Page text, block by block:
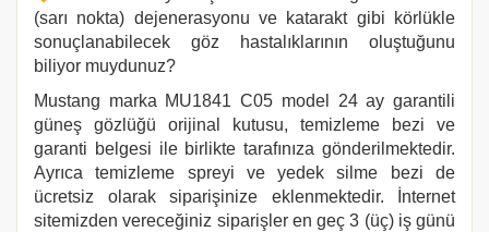
(sarı nokta) dejenerasyonu ve katarakt gibi körlükle
sonuçlanabilecek göz hastalıklarının oluştuğunu
biliyor muydunuz?
Mustang marka MU1841 C05 model 24 ay garantili
güneş gözlüğü orijinal kutusu, temizleme bezi ve
garanti belgesi ile birlikte tarafınıza gönderilmektedir.
Ayrıca temizleme spreyi ve yedek silme bezi de
ücretsiz olarak siparişinize eklenmektedir. İnternet
sitemizden vereceğiniz siparişler en geç 3 (üç) iş günü